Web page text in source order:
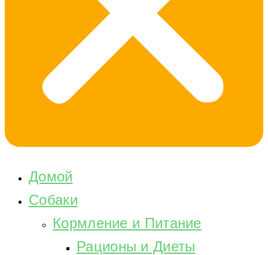
Домой
Собаки
Кормление и Питание
Рационы и Диеты